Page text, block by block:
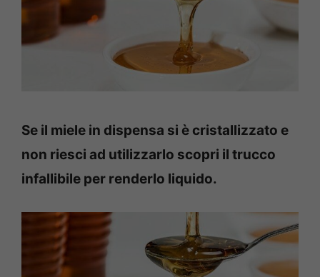
Se il miele in dispensa si è cristallizzato e
non riesci ad utilizzarlo scopri il trucco
infallibile per renderlo liquido.